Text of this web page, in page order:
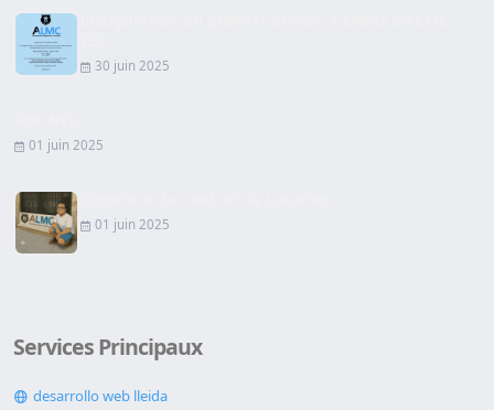
30 juin 2025
01 juin 2025
01 juin 2025
Services Principaux
desarrollo web lleida